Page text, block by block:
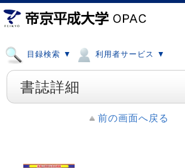
目録検索 ▼ 利用者サービス ▼
書誌詳細
前の画面へ戻る